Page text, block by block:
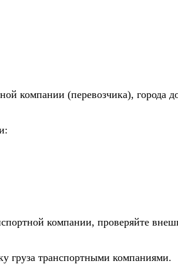
компании (перевозчика), города
компании, проверяйте
груза транспортными компаниями.